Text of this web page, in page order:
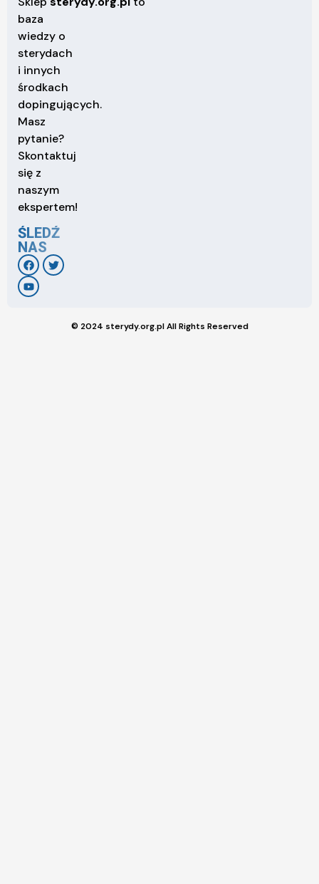
baza
wiedzy o
sterydach
i innych
środkach
dopingujących.
Masz
pytanie?
Skontaktuj
się z
naszym
ekspertem!
ŚLEDŹ
NAS
© 2024 sterydy.org.pl All Rights Reserved